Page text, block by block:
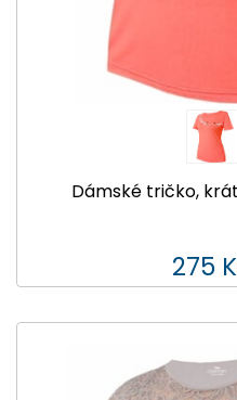
Dámské tričko,
275